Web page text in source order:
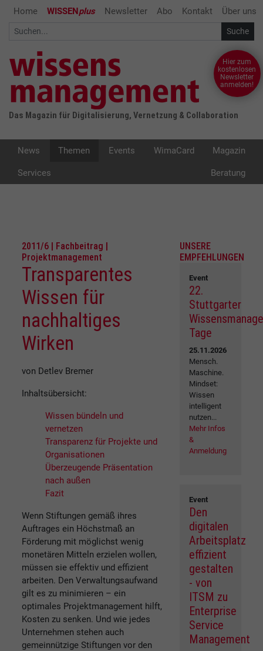
Home WISSENplus Newsletter Abo Kontakt Über uns
Das Magazin für Digitalisierung, Vernetzung & Collaboration
Hier zum
kostenlosen
Newsletter
anmelden!
News Themen Events WimaCard Magazin
Services Beratung
2011/6 | Fachbeitrag |
Projektmanagement
Transparentes
Wissen für
nachhaltiges
Wirken
von Detlev Bremer
Inhaltsübersicht:
Wissen bündeln und
vernetzen
Transparenz für Projekte und
Organisationen
Überzeugende Präsentation
nach außen
Fazit
Wenn Stiftungen gemäß ihres
Auftrages ein Höchstmaß an
Förderung mit möglichst wenig
monetären Mitteln erzielen wollen,
müssen sie effektiv und effizient
arbeiten. Den Verwaltungsaufwand
gilt es zu minimieren – ein
optimales Projektmanagement hilft,
Kosten zu senken. Und wie jedes
Unternehmen stehen auch
gemeinnützige Stiftungen vor den
UNSERE
EMPFEHLUNGEN
Event
22.
Stuttgarter
Tage
25.11.2026
Mensch.
Maschine.
Mindset:
Wissen
intelligent
nutzen...
Mehr Infos
&
Anmeldung
Event
Den
digitalen
Arbeitsplatz
effizient
gestalten
- von
ITSM zu
Enterprise
Service
Management